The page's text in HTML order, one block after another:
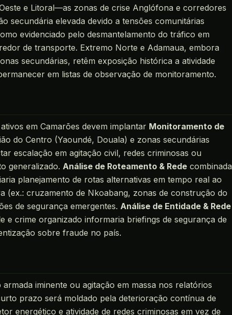
e Litoral—as zonas de crise Anglófona e corredores
secundária elevada devido a tensões comunitárias
evidenciado pelo desmantelamento do tráfico em
de transporte. Extremo Norte e Adamaua, embora
secundárias, retêm exposição histórica a atividade
em listas de observação de monitoramento.
em Camarões devem implantar Monitoramento de
do Centro (Yaoundé, Douala) e zonas secundárias
escalação em agitação civil, redes criminosas ou
generalizado. Análise de Roteamento & Rede combinada
planejamento de rotas alternativas em tempo real ao
(ex.: cruzamento de Nkoabang, zonas de construção do
de segurança emergentes. Análise de Entidade & Rede
e crime organizado informaria briefings de segurança de
sobre fraude no país.
iminente ou agitação em massa nos relatórios
prazo será moldado pela deterioração contínua de
energético e atividade de redes criminosas em vez de